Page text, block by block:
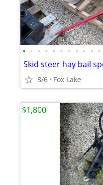
• • • • • • • • • • •
Skid steer hay bail
8/6 Fox Lake
$1,800